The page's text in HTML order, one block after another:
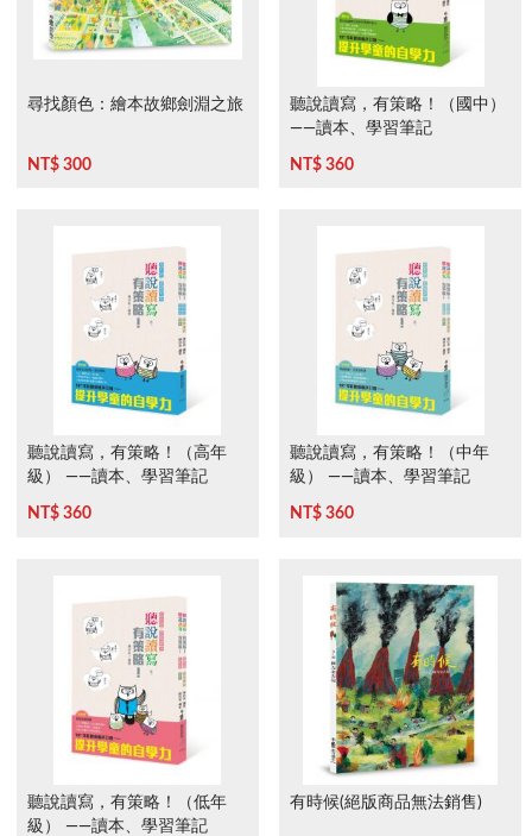
尋找顏色：繪本故鄉劍淵之旅
NT$ 300
聽說讀寫，有策略！（國中）
——讀本、學習筆記
NT$ 360
聽說讀寫，有策略！（高年
級） ——讀本、學習筆記
NT$ 360
聽說讀寫，有策略！（中年
級） ——讀本、學習筆記
NT$ 360
聽說讀寫，有策略！（低年
級） ——讀本、學習筆記
有時候(絕版商品無法銷售)